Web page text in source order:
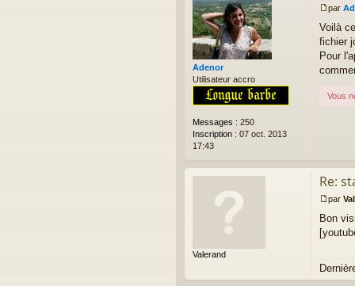
Adenor
Utilisateur accro
Messages : 250
Inscription : 07 oct. 2013
17:43
e
s
s
g
n
par
Voilà
fichier
Pour
Vous
Valerand
Re:
e
s
g
e
par
Bon